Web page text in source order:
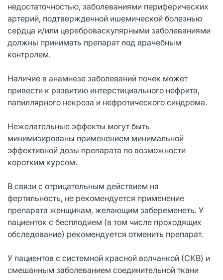
недостаточностью, заболеваниями периферических
артерий, подтвержденной ишемической болезнью
сердца и/или цереброваскулярными заболеваниями
должны принимать препарат под врачебным
контролем.
Наличие в анамнезе заболеваний почек может
привести к развитию интерстициального нефрита,
папиллярного некроза и нефротического синдрома.
Нежелательные эффекты могут быть
минимизированы применением минимальной
эффективной дозы препарата по возможности
коротким курсом.
В связи с отрицательным действием на
фертильность, не рекомендуется применение
препарата женщинам, желающим забеременеть. У
пациенток с бесплодием (в том числе проходящих
обследование) рекомендуется отменить препарат.
У пациентов с системной красной волчанкой (СКВ) и
смешанным заболеванием соединительной ткани